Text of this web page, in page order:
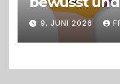
gestalten
9. JUNI 2026